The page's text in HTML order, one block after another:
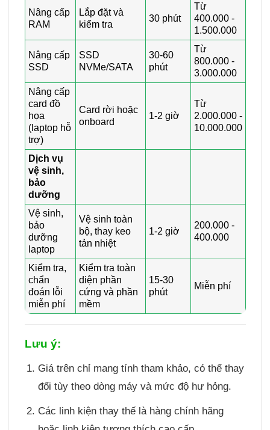
Nâng cấp
RAM
Lắp đặt và
kiểm tra
30 phút
Từ
400.000 -
1.500.000
Nâng cấp
SSD
SSD
NVMe/SATA
30-60
phút
Từ
800.000 -
3.000.000
Nâng cấp
card đồ
họa
(laptop hỗ
trợ)
Card rời hoặc
onboard
1-2 giờ
Từ
2.000.000 -
10.000.000
Dịch vụ
vệ sinh,
bảo
dưỡng
Vệ sinh,
bảo
dưỡng
laptop
Vệ sinh toàn
bộ, thay keo
tản nhiệt
1-2 giờ
200.000 -
400.000
Kiểm tra,
chẩn
đoán lỗi
miễn phí
Kiểm tra toàn
diện phần
cứng và phần
mềm
15-30
phút
Miễn phí
Lưu ý:
Giá trên chỉ mang tính tham khảo, có thể thay
đổi tùy theo dòng máy và mức độ hư hỏng.
Các linh kiện thay thế là hàng chính hãng